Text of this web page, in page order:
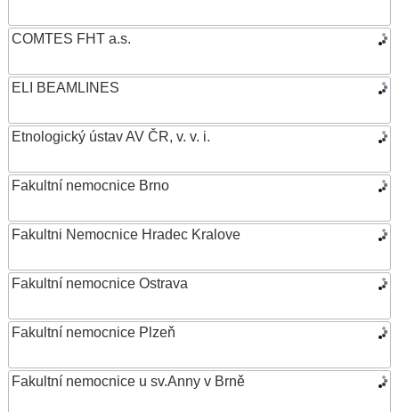
COMTES FHT a.s.
ELI BEAMLINES
Etnologický ústav AV ČR, v. v. i.
Fakultní nemocnice Brno
Fakultni Nemocnice Hradec Kralove
Fakultní nemocnice Ostrava
Fakultní nemocnice Plzeň
Fakultní nemocnice u sv.Anny v Brně